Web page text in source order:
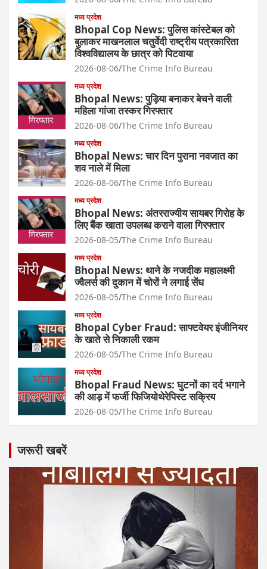
मध्य प्रदेश
Bhopal Cop News: पुलिस कांस्टेबल को
बुलाकर माखनलाल चतुर्वेदी राष्ट्रीय पत्रकारिता
विश्वविद्यालय के छात्र को पिटवाया
2026-08-06 The Crime Info Bureau
मध्य प्रदेश
Bhopal News: पुड़िया बनाकर बेचने वाली
महिला गांजा तस्कर गिरफ्तार
2026-08-06 The Crime Info Bureau
मध्य प्रदेश
Bhopal News: चार दिन पुराना नवजात का
शव नाले में मिला
2026-08-06 The Crime Info Bureau
मध्य प्रदेश
Bhopal News: अंतरराज्यीय सायबर गिरोह के
लिए बैंक खाता उपलब्ध कराने वाला गिरफ्तार
2026-08-05 The Crime Info Bureau
मध्य प्रदेश
Bhopal News: थाने के नजदीक महालक्ष्मी
ज्वैलर्स की दुकान में चोरों ने लगाई सेंध
2026-08-05 The Crime Info Bureau
मध्य प्रदेश
Bhopal Cyber Fraud: साफ्टवेयर इंजीनियर
के खाते से निकाली रकम
2026-08-05 The Crime Info Bureau
मध्य प्रदेश
Bhopal Fraud News: घुटनों का दर्द भगाने
की आड़ में फर्जी फिजियोथेरेपिस्ट सक्रिय
2026-08-05 The Crime Info Bureau
जरूरी खबरें